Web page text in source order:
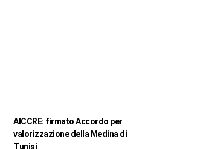
AICCRE: firmato Accordo per
valorizzazione della Medina di
Tunisi